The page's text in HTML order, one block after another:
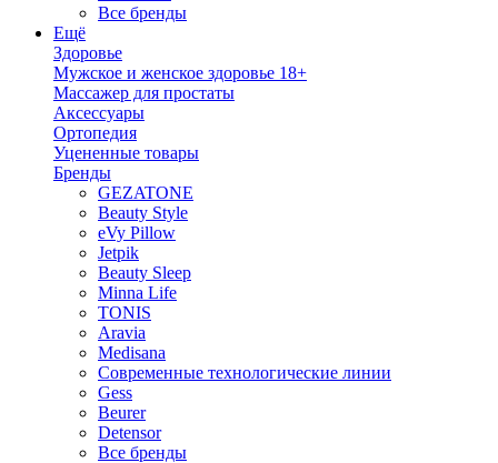
Все бренды
Ещё
Здоровье
Мужское и женское здоровье 18+
Массажер для простаты
Аксессуары
Ортопедия
Уцененные товары
Бренды
GEZATONE
Beauty Style
eVy Pillow
Jetpik
Beauty Sleep
Minna Life
TONIS
Aravia
Medisana
Современные технологические линии
Gess
Beurer
Detensor
Все бренды